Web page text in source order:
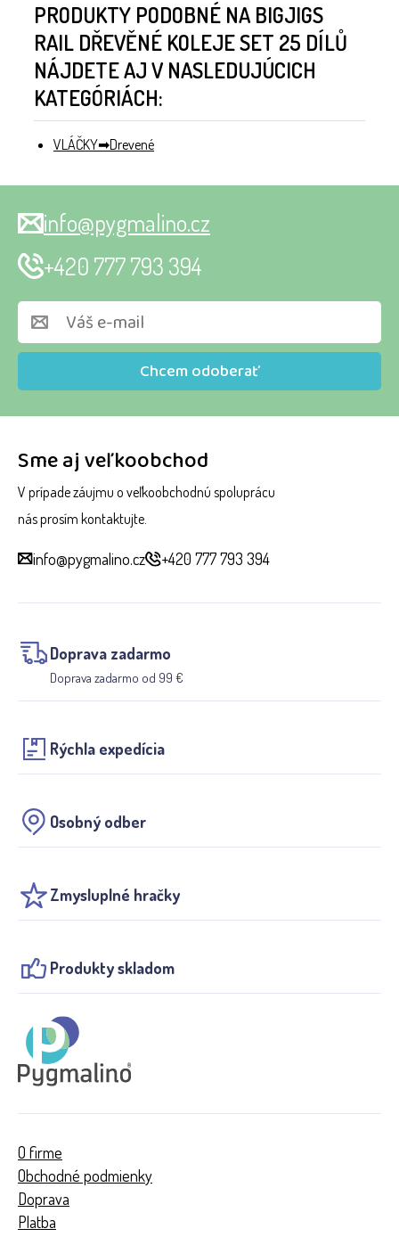
PRODUKTY PODOBNÉ NA BIGJIGS
RAIL DŘEVĚNÉ KOLEJE SET 25 DÍLŮ
NÁJDETE AJ V NASLEDUJÚCICH
KATEGÓRIÁCH:
VLÁČKY Drevené
Sme aj veľkoobchod
V prípade záujmu o veľkoobchodnú spoluprácu
nás prosím kontaktujte.
info@pygmalino.cz +420 777 793 394
Doprava zadarmo
Doprava zadarmo od 99 €
Rýchla expedícia
Osobný odber
Zmysluplné hračky
Produkty skladom
Chcem odoberať
info@pygmalino.cz
+420 777 793 394
O firme
Obchodné podmienky
Doprava
Platba